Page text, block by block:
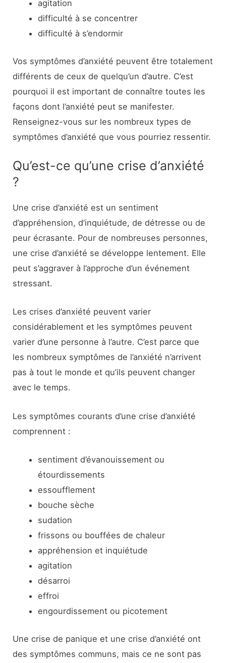
agitation
difficulté à se concentrer
difficulté à s’endormir
Vos symptômes d’anxiété peuvent être totalement
différents de ceux de quelqu’un d’autre. C’est
pourquoi il est important de connaître toutes les
façons dont l’anxiété peut se manifester.
Renseignez-vous sur les nombreux types de
symptômes d’anxiété que vous pourriez ressentir.
Qu’est-ce qu’une crise d’anxiété
?
Une crise d’anxiété est un sentiment
d’appréhension, d’inquiétude, de détresse ou de
peur écrasante. Pour de nombreuses personnes,
une crise d’anxiété se développe lentement. Elle
peut s’aggraver à l’approche d’un événement
stressant.
Les crises d’anxiété peuvent varier
considérablement et les symptômes peuvent
varier d’une personne à l’autre. C’est parce que
les nombreux symptômes de l’anxiété n’arrivent
pas à tout le monde et qu’ils peuvent changer
avec le temps.
Les symptômes courants d’une crise d’anxiété
comprennent :
sentiment d’évanouissement ou
étourdissements
essoufflement
bouche sèche
sudation
frissons ou bouffées de chaleur
appréhension et inquiétude
agitation
désarroi
effroi
engourdissement ou picotement
Une crise de panique et une crise d’anxiété ont
des symptômes communs, mais ce ne sont pas